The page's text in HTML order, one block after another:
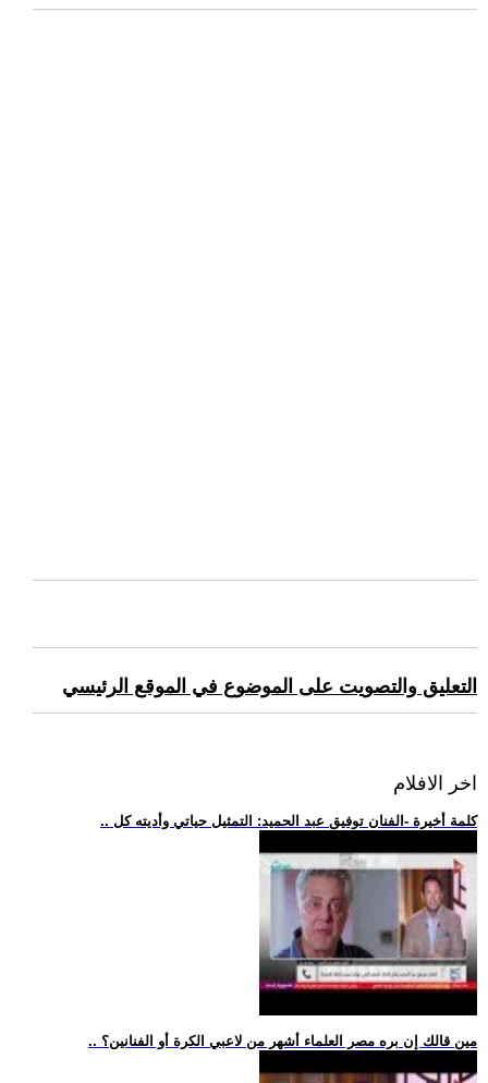
التعليق والتصويت على الموضوع في الموقع الرئيسي
اخر الافلام
.. كلمة أخيرة -الفنان توفيق عبد الحميد: التمثيل حياتي وأديته كل
.. مين قالك إن بره مصر العلماء أشهر من لاعبي الكرة أو الفنانين؟